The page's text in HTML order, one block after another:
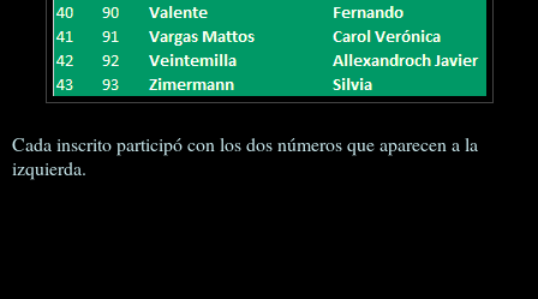
Cada inscrito participó con los dos números que aparecen a la
izquierda.